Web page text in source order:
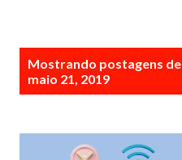
Mostrando postagens de
maio 21, 2019